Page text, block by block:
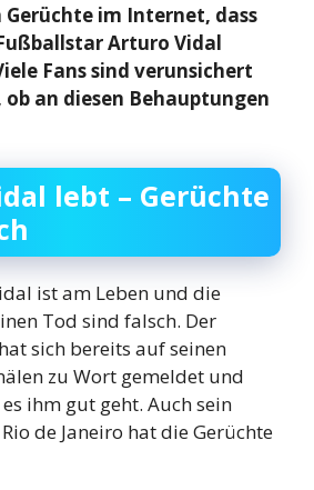
Gerüchte im Internet, dass
Arturo Vidal
Fans sind verunsichert
an diesen Behauptungen
lebt – Gerüchte
ist am Leben und die
Tod sind falsch. Der
sich bereits auf seinen
zu Wort gemeldet und
ihm gut geht. Auch sein
de Janeiro hat die Gerüchte